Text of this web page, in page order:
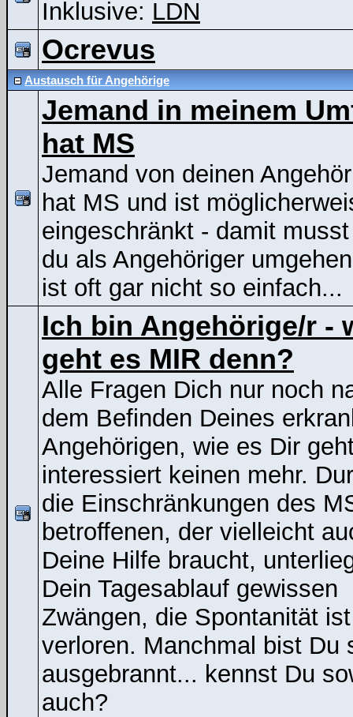
Inklusive: LDN
Ocrevus
Austausch für Angehörige
Jemand in meinem
hat MS
Jemand von deinen
hat MS und ist
eingeschränkt - damit
du als Angehöriger
ist oft gar nicht so einfach...
Ich bin Angehörige/r -
geht es MIR denn?
Alle Fragen Dich nur noch
dem Befinden Deines
Angehörigen, wie es Dir
interessiert keinen mehr.
die Einschränkungen des
betroffenen, der vielleicht
Deine Hilfe braucht,
Dein Tagesablauf gewissen
Zwängen, die Spontanität ist
verloren. Manchmal bist Du
ausgebrannt... kennst Du
auch?